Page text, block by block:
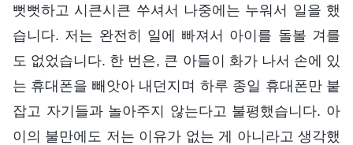
뻣뻣하고 시큰시큰 쑤셔서 나중에는 누워서 일을 했
습니다. 저는 완전히 일에 빠져서 아이를 돌볼 겨를
도 없었습니다. 한 번은, 큰 아들이 화가 나서 손에 있
는 휴대폰을 빼앗아 내던지며 하루 종일 휴대폰만 붙
잡고 자기들과 놀아주지 않는다고 불평했습니다. 아
이의 불만에도 저는 이유가 없는 게 아니라고 생각했